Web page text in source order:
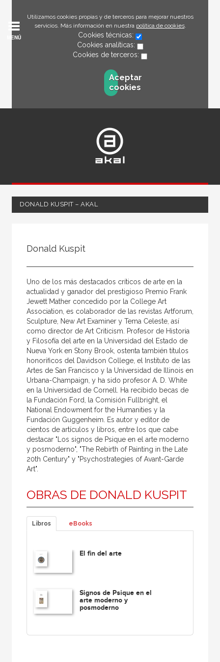
Utilizamos cookies propias y de terceros para mejorar nuestros
servicios. Más información en nuestra política de cookies.
Cookies técnicas:
Cookies analíticas:
Cookies de terceros:
Aceptar
cookies
MENÚ
DONALD KUSPIT – AKAL
Coordinador
Editor
Editora
Escritor
Escritora
Ilustrador
Prologuista
Traductor
Traductora
Donald Kuspit
Uno de los más destacados críticos de arte en la
actualidad y ganador del prestigioso Premio Frank
Jewett Mather concedido por la College Art
Association, es colaborador de las revistas Artforum,
Sculpture, New Art Examiner y Tema Celeste, así
como director de Art Criticism. Profesor de Historia
y Filosofía del arte en la Universidad del Estado de
Nueva York en Stony Brook, ostenta también títulos
honoríficos del Davidson College, el Instituto de las
Artes de San Francisco y la Universidad de Illinois en
Urbana-Champaign, y ha sido profesor A. D. White
en la Universidad de Cornell. Ha recibido becas de
la Fundación Ford, la Comisión Fullbright, el
National Endowment for the Humanities y la
Fundación Guggenheim. Es autor y editor de
cientos de artículos y libros, entre los que cabe
destacar "Los signos de Psique en el arte moderno
y posmoderno", "The Rebirth of Painting in the Late
20th Century" y "Psychostrategies of Avant-Garde
Art".
OBRAS DE DONALD KUSPIT
Libros eBooks
El fin del arte
Signos de Psique en el
arte moderno y
posmoderno